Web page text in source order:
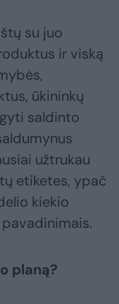
su juo
ir viską
ūkininkų
saldinto
užtrukau
etiketes, ypač
kiekio
planą?